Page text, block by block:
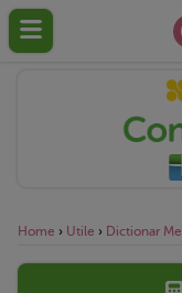
Home › Utile › Dictionar